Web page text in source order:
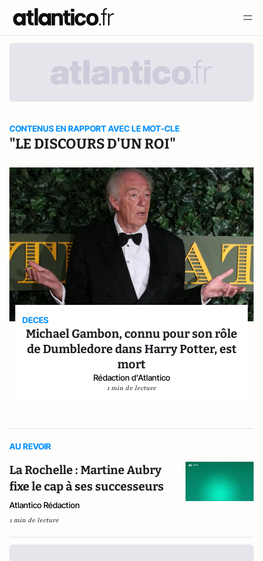
CONTENUS EN RAPPORT AVEC LE MOT-CLE
"LE DISCOURS D'UN ROI"
DECES
Michael Gambon, connu pour son rôle
de Dumbledore dans Harry Potter, est
mort
Rédaction d'Atlantico
1 min de lecture
AU REVOIR
La Rochelle : Martine Aubry
fixe le cap à ses successeurs
Atlantico Rédaction
1 min de lecture